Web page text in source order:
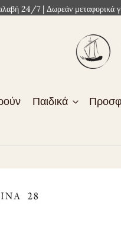
24/7 | Δωρεάν μεταφορικά
Παιδικά